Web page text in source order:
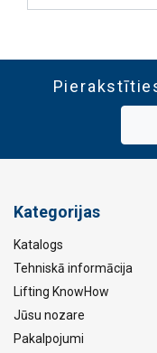
Kategorijas
Katalogs
Tehniskā informācija
Lifting KnowHow
Jūsu nozare
Pakalpojumi